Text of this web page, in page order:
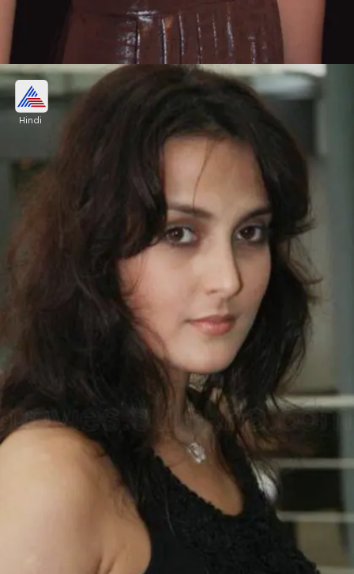
बॉलीवुड की एक गुमनाम हीरोइन
ट्यूलिप जोशी बॉलीवुड की वो हीरोइन हैं, जो बीते 9 साल से
गुमनामी में जी रहे हैं। लेकिन उन्होंने फिल्मों और शोज में शानदार
रोल निभाए हैं।
Hindi